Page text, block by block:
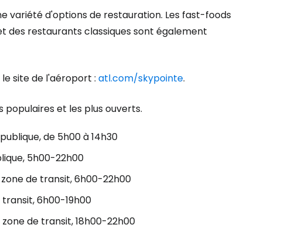
variété d'options de restauration. Les fast-foods
des restaurants classiques sont également
site de l'aéroport : atl.com/skypointe.
populaires et les plus ouverts.
de 5h00 à 14h30
5h00-22h00
de transit, 6h00-22h00
transit, 6h00-19h00
de transit, 18h00-22h00